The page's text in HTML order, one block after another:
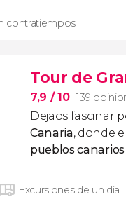
contratiempos
Tour de
7,9 / 10 139
Dejaos fascinar
Canaria, donde
pueblos
Excursiones de un día